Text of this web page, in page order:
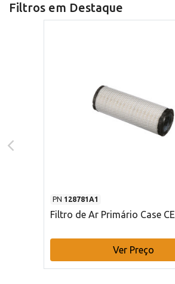
Filtros em Destaque
PN 128781A1
Filtro de Ar Primário Case CE
Ver Preço